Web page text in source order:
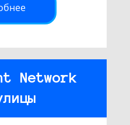
Network